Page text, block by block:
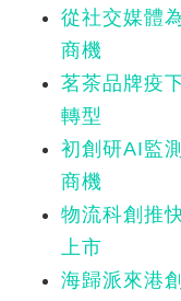
從社交媒體
商機
茗茶品牌疫
轉型
初創研AI監
商機
物流科創推
上市
海歸派來港